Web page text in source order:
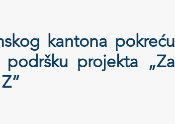
kantona pokreću
projekta „Za